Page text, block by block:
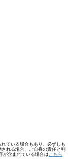
ている場合もあり、必ずしも
れる場合、ご自身の責任と判
が含まれている場合はこちら